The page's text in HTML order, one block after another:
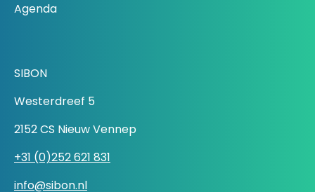
Agenda
SIBON
Westerdreef 5
2152 CS Nieuw Vennep
+31 (0)252 621 831
info@sibon.nl